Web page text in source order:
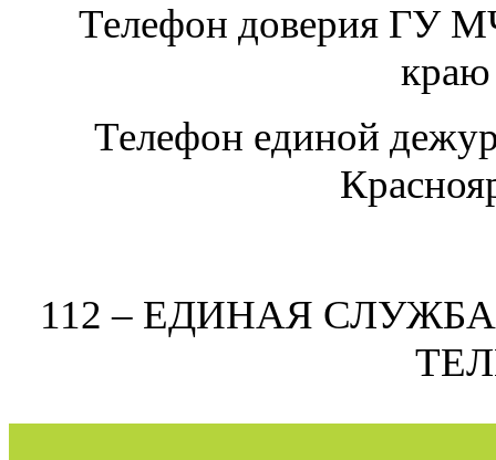
Телефон доверия ГУ
Телефон единой
112 – ЕДИНАЯ